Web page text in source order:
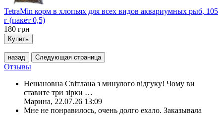
TetraMin корм в хлопьях для всех видов аквариумных рыб, 105
г (пакет 0,5)
180 грн
Купить
назад Следующая страница
Отзывы
Нешановна Світлана з минулого відгуку! Чому ви
ставите три зірки …
Марина, 22.07.26 13:09
Мне не понравилось, очень долго ехало. Заказывала